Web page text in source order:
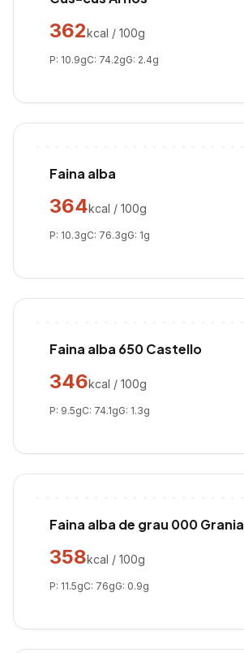
362kcal / 100g
P: 10.9gC: 74.2gG: 2.4g
Faina alba
364kcal / 100g
P: 10.3gC: 76.3gG: 1g
Faina alba 650 Castello
346kcal / 100g
P: 9.5gC: 74.1gG: 1.3g
Faina alba de grau 000 Grania
358kcal / 100g
P: 11.5gC: 76gG: 0.9g